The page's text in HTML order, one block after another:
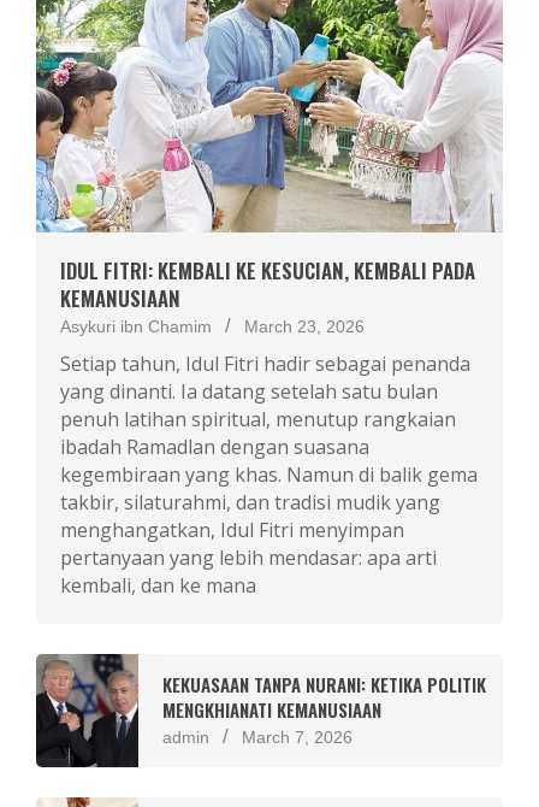
IDUL FITRI: KEMBALI KE KESUCIAN, KEMBALI PADA
KEMANUSIAAN
Asykuri ibn Chamim March 23, 2026
Setiap tahun, Idul Fitri hadir sebagai penanda
yang dinanti. Ia datang setelah satu bulan
penuh latihan spiritual, menutup rangkaian
ibadah Ramadlan dengan suasana
kegembiraan yang khas. Namun di balik gema
takbir, silaturahmi, dan tradisi mudik yang
menghangatkan, Idul Fitri menyimpan
pertanyaan yang lebih mendasar: apa arti
kembali, dan ke mana
KEKUASAAN TANPA NURANI: KETIKA POLITIK
MENGKHIANATI KEMANUSIAAN
admin March 7, 2026